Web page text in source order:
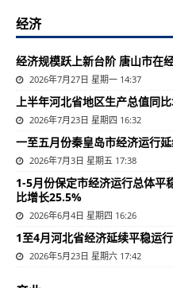
经济
经济规模跃上新台阶 唐山市在
2026年7月27日 星期一 14:37
上半年河北省地区生产总值同
2026年7月23日 星期四 16:32
一至五月份秦皇岛市经济运行
2026年7月3日 星期五 17:38
1-5月份保定市经济运行总体平
比增长25.5%
2026年6月4日 星期四 16:26
1至4月河北省经济延续平稳运
2026年5月23日 星期六 17:42